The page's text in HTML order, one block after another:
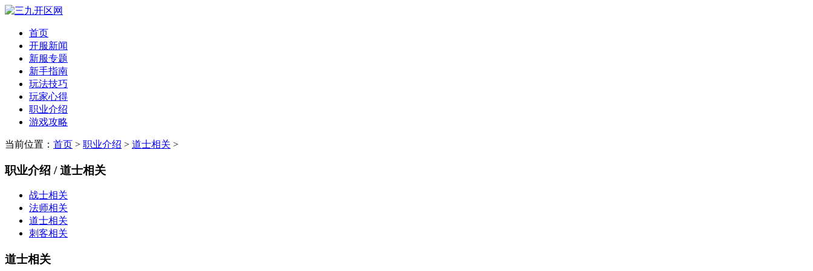
首页
开服新闻
新服专题
新手指南
玩法技巧
玩家心得
职业介绍
游戏攻略
当前位置： 首页 > 职业介绍 > 道士相关 >
职业介绍 / 道士相关
战士相关
法师相关
道士相关
刺客相关
道士相关